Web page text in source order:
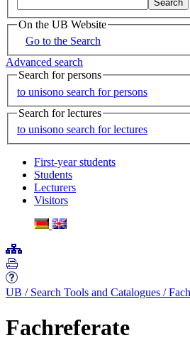
On the UB Website
Go to the Search
Advanced search
Search for persons
to unisono search for persons
Search for lectures
to unisono search for lectures
First-year students
Students
Lecturers
Visitors
UB / Search Tools and Catalogues /
Fachreferate